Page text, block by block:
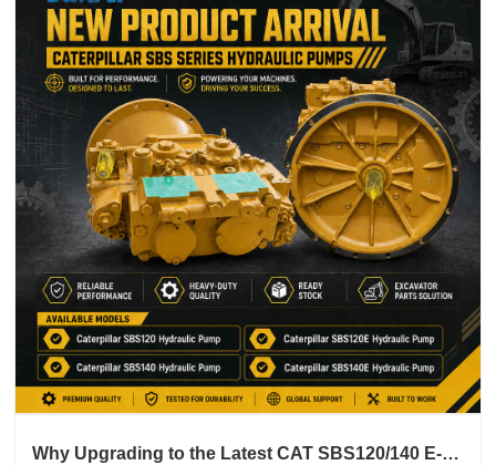
Why Upgrading to the Latest CAT SBS120/140 E-